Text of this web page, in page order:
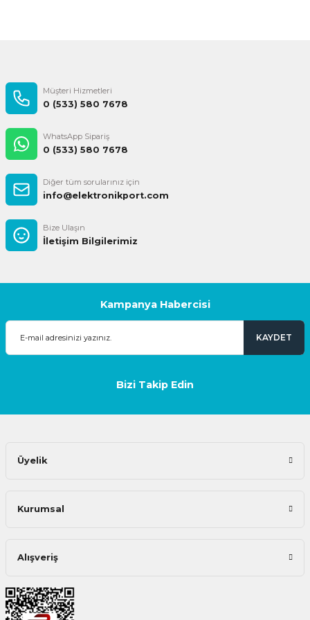
Müşteri Hizmetleri
0 (533) 580 7678
WhatsApp Sipariş
0 (533) 580 7678
Diğer tüm sorularınız için
info@elektronikport.com
Bize Ulaşın
İletişim Bilgilerimiz
Kampanya Habercisi
KAYDET
Bizi Takip Edin
Üyelik
Kurumsal
Alışveriş